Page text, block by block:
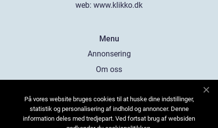
web: www.klikko.dk
Menu
Annonsering
Om oss
Kontakta oss
Sitemap
På vores website bruges cookies til at huske dine indstillinger,
statistik og personalisering af indhold og annoncer. Denne
information deles med tredjepart. Ved fortsat brug af websiden